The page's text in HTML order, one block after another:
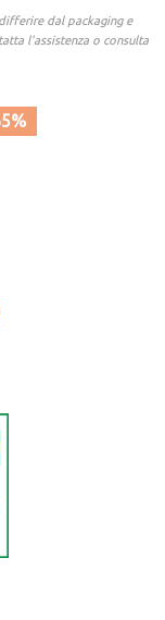
dal packaging e
l'assistenza o consulta